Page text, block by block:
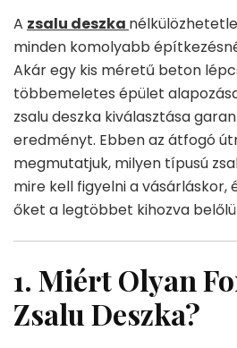
A zsalu deszka
minden komolyabb
Akár egy kis méretű beton
többemeletes épület
zsalu deszka kiválasztása
eredményt. Ebben az átfogó
megmutatjuk, milyen típusú
mire kell figyelni a vásárláskor,
őket a legtöbbet kihozva
1. Miért Olyan
Zsalu Deszka?